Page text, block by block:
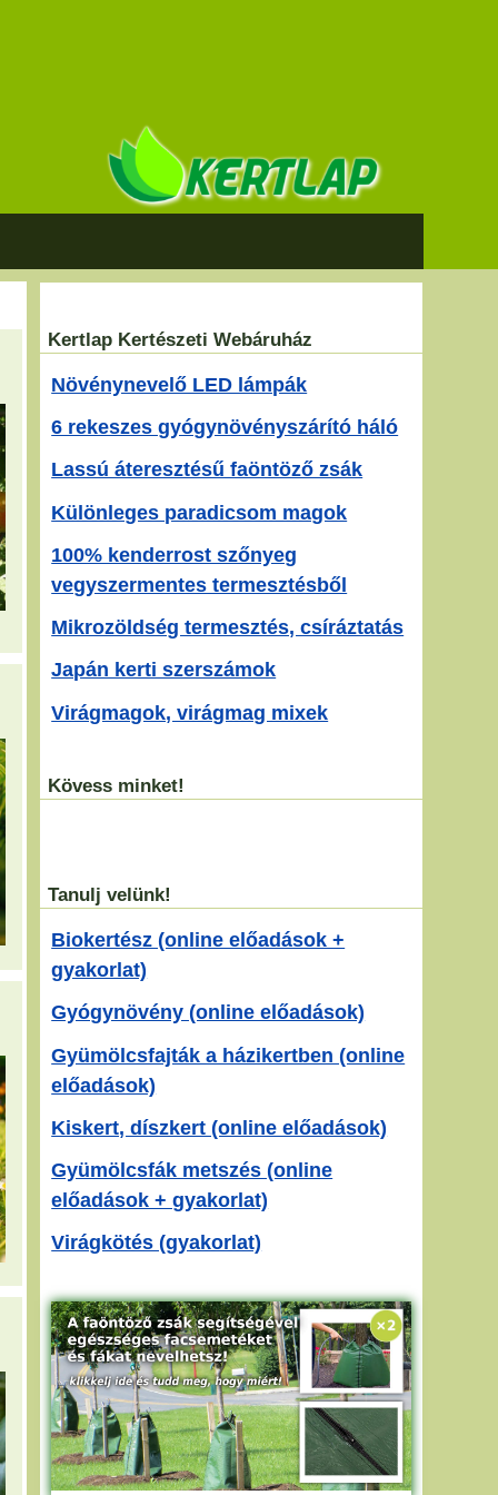
Kertlap Kertészeti Webáruház
Növénynevelő LED lámpák
6 rekeszes gyógynövényszárító háló
Lassú áteresztésű faöntöző zsák
Különleges paradicsom magok
100% kenderrost szőnyeg
vegyszermentes termesztésből
Mikrozöldség termesztés, csíráztatás
Japán kerti szerszámok
Virágmagok, virágmag mixek
Kövess minket!
Tanulj velünk!
Biokertész (online előadások +
gyakorlat)
Gyógynövény (online előadások)
Gyümölcsfajták a házikertben (online
előadások)
Kiskert, díszkert (online előadások)
Gyümölcsfák metszés (online
előadások + gyakorlat)
Virágkötés (gyakorlat)